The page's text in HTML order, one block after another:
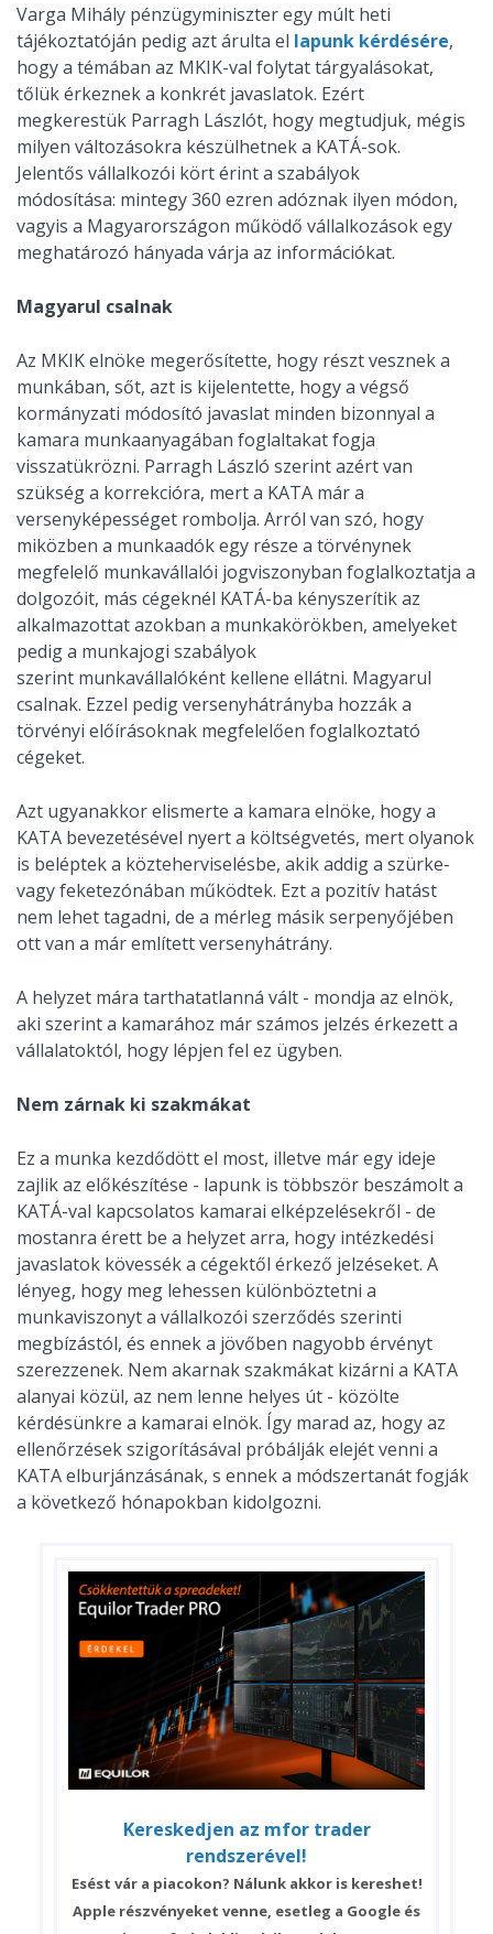
Varga Mihály pénzügyminiszter egy múlt heti
tájékoztatóján pedig azt árulta el lapunk kérdésére,
hogy a témában az MKIK-val folytat tárgyalásokat,
tőlük érkeznek a konkrét javaslatok. Ezért
megkerestük Parragh Lászlót, hogy megtudjuk, mégis
milyen változásokra készülhetnek a KATÁ-sok.
Jelentős vállalkozói kört érint a szabályok
módosítása: mintegy 360 ezren adóznak ilyen módon,
vagyis a Magyarországon működő vállalkozások egy
meghatározó hányada várja az információkat.
Magyarul csalnak
Az MKIK elnöke megerősítette, hogy részt vesznek a
munkában, sőt, azt is kijelentette, hogy a végső
kormányzati módosító javaslat minden bizonnyal a
kamara munkaanyagában foglaltakat fogja
visszatükrözni. Parragh László szerint azért van
szükség a korrekcióra, mert a KATA már a
versenyképességet rombolja. Arról van szó, hogy
miközben a munkaadók egy része a törvénynek
megfelelő munkavállalói jogviszonyban foglalkoztatja a
dolgozóit, más cégeknél KATÁ-ba kényszerítik az
alkalmazottat azokban a munkakörökben, amelyeket
pedig a munkajogi szabályok
szerint munkavállalóként kellene ellátni. Magyarul
csalnak. Ezzel pedig versenyhátrányba hozzák a
törvényi előírásoknak megfelelően foglalkoztató
cégeket.
Azt ugyanakkor elismerte a kamara elnöke, hogy a
KATA bevezetésével nyert a költségvetés, mert olyanok
is beléptek a közteherviselésbe, akik addig a szürke-
vagy feketezónában működtek. Ezt a pozitív hatást
nem lehet tagadni, de a mérleg másik serpenyőjében
ott van a már említett versenyhátrány.
A helyzet mára tarthatatlanná vált - mondja az elnök,
aki szerint a kamarához már számos jelzés érkezett a
vállalatoktól, hogy lépjen fel ez ügyben.
Nem zárnak ki szakmákat
Ez a munka kezdődött el most, illetve már egy ideje
zajlik az előkészítése - lapunk is többször beszámolt a
KATÁ-val kapcsolatos kamarai elképzelésekről - de
mostanra érett be a helyzet arra, hogy intézkedési
javaslatok kövessék a cégektől érkező jelzéseket. A
lényeg, hogy meg lehessen különböztetni a
munkaviszonyt a vállalkozói szerződés szerinti
megbízástól, és ennek a jövőben nagyobb érvényt
szerezzenek. Nem akarnak szakmákat kizárni a KATA
alanyai közül, az nem lenne helyes út - közölte
kérdésünkre a kamarai elnök. Így marad az, hogy az
ellenőrzések szigorításával próbálják elejét venni a
KATA elburjánzásának, s ennek a módszertanát fogják
a következő hónapokban kidolgozni.
Kereskedjen az mfor trader
rendszerével!
Esést vár a piacokon? Nálunk akkor is kereshet!
Apple részvényeket venne, esetleg a Google és